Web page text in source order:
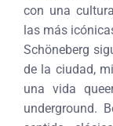
con una
las más
Schöneberg
de la ciudad,
una vida
underground.